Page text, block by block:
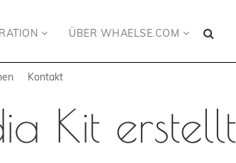
ÜBER WHAELSE.COM
Kontakt
Kit erstellt